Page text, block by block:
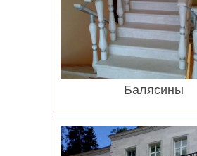
Подробнее
Балясины